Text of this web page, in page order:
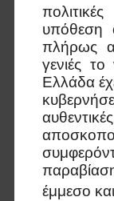
πολιτικές
υπόθεση
πλήρως
γενιές το
Ελλάδα
έμμεσο